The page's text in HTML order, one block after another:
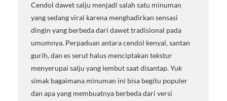
Cendol dawet salju menjadi salah satu minuman
yang sedang viral karena menghadirkan sensasi
dingin yang berbeda dari dawet tradisional pada
umumnya. Perpaduan antara cendol kenyal, santan
gurih, dan es serut halus menciptakan tekstur
menyerupai salju yang lembut saat disantap. Yuk
simak bagaimana minuman ini bisa begitu populer
dan apa yang membuatnya berbeda dari versi